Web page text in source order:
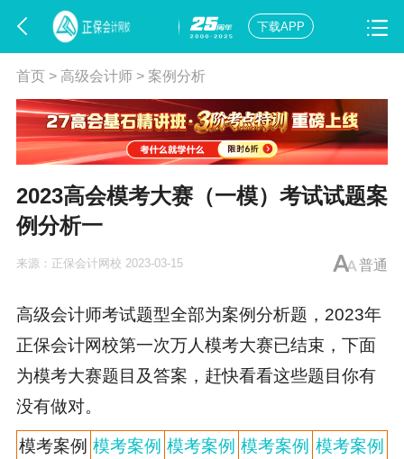
下载APP
首页> 高级会计师> 案例分析
2023高会模考大赛（一模）考试试题案
例分析一
普通
来源： 正保会计网校 2023-03-15
高级会计师考试题型全部为案例分析题，2023年
正保会计网校第一次万人模考大赛已结束，下面
为模考大赛题目及答案，赶快看看这些题目你有
没有做对。
模考案例 模考案例 模考案例 模考案例 模考案例